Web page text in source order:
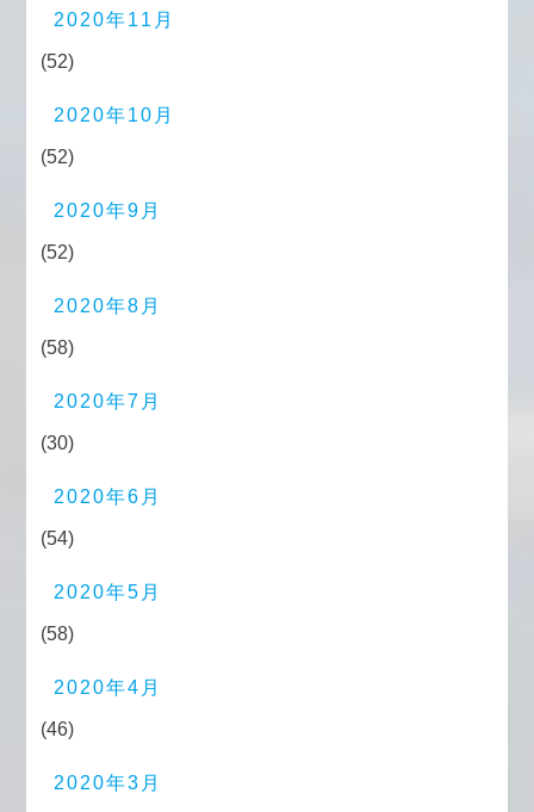
2020年11月
(52)
2020年10月
(52)
2020年9月
(52)
2020年8月
(58)
2020年7月
(30)
2020年6月
(54)
2020年5月
(58)
2020年4月
(46)
2020年3月